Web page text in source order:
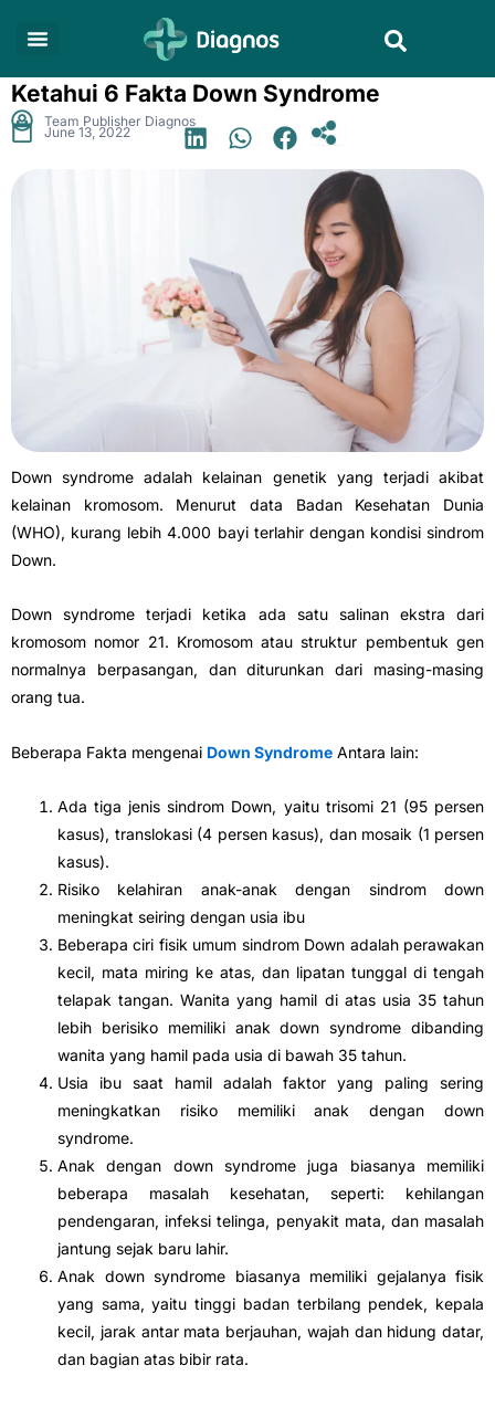
Ketahui 6 Fakta Down Syndrome
Team Publisher Diagnos
June 13, 2022 .
Down syndrome adalah kelainan genetik yang terjadi akibat
kelainan kromosom. Menurut data Badan Kesehatan Dunia
(WHO), kurang lebih 4.000 bayi terlahir dengan kondisi sindrom
Down.
Down syndrome terjadi ketika ada satu salinan ekstra dari
kromosom nomor 21. Kromosom atau struktur pembentuk gen
normalnya berpasangan, dan diturunkan dari masing-masing
orang tua.
Beberapa Fakta mengenai Down Syndrome Antara lain:
Ada tiga jenis sindrom Down, yaitu trisomi 21 (95 persen
kasus), translokasi (4 persen kasus), dan mosaik (1 persen
kasus).
Risiko kelahiran anak-anak dengan sindrom down
meningkat seiring dengan usia ibu
Beberapa ciri fisik umum sindrom Down adalah perawakan
kecil, mata miring ke atas, dan lipatan tunggal di tengah
telapak tangan. Wanita yang hamil di atas usia 35 tahun
lebih berisiko memiliki anak down syndrome dibanding
wanita yang hamil pada usia di bawah 35 tahun.
Usia ibu saat hamil adalah faktor yang paling sering
meningkatkan risiko memiliki anak dengan down
syndrome.
Anak dengan down syndrome juga biasanya memiliki
beberapa masalah kesehatan, seperti: kehilangan
pendengaran, infeksi telinga, penyakit mata, dan masalah
jantung sejak baru lahir.
Anak down syndrome biasanya memiliki gejalanya fisik
yang sama, yaitu tinggi badan terbilang pendek, kepala
kecil, jarak antar mata berjauhan, wajah dan hidung datar,
dan bagian atas bibir rata.